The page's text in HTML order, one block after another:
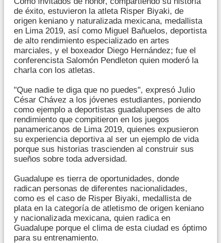
de éxito, estuvieron la atleta Risper Biyaki, de
origen keniano y naturalizada mexicana, medallista
en Lima 2019, así como Miguel Bañuelos, deportista
de alto rendimiento especializado en artes
marciales, y el boxeador Diego Hernández; fue el
conferencista Salomón Pendleton quien moderó la
charla con los atletas.
"Que nadie te diga que no puedes", expresó Julio
César Chávez a los jóvenes estudiantes, poniendo
como ejemplo a deportistas guadalupenses de alto
rendimiento que compitieron en los juegos
panamericanos de Lima 2019, quienes expusieron
su experiencia deportiva al ser un ejemplo de vida
porque sus historias trascienden al construir sus
sueños sobre toda adversidad.
Guadalupe es tierra de oportunidades, donde
radican personas de diferentes nacionalidades,
como es el caso de Risper Biyaki, medallista de
plata en la categoría de atletismo de origen keniano
y nacionalizada mexicana, quien radica en
Guadalupe porque el clima de esta ciudad es óptimo
para su entrenamiento.